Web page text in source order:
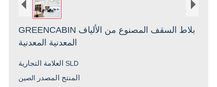
GREENCABIN بلاط السقف المصنوع من الألياف
المعدنية المعدنية
SLD
المنتج المصدر الصين